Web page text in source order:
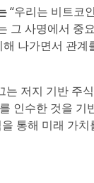
“우리는 비트코
그 사명에서 중
나가면서 관계
저지 기반 주
인수한 것을 기
통해 미래 가